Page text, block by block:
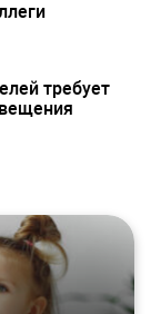
требует